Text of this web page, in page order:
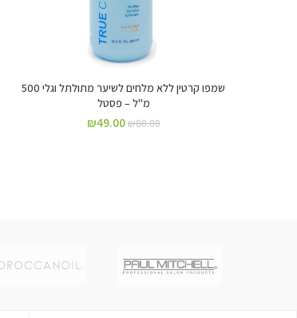
שמפו קרטין ללא מלחים לשיער מתולתל וגלי 500
מ"ל – פסטל
₪80.00
₪49.00